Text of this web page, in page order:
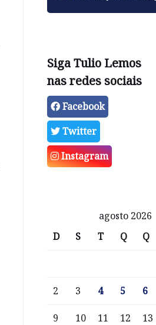
Siga Tulio Lemos
nas redes sociais
Facebook
Twitter
Instagram
agosto 2026
D
S T Q Q
2 3 4 5 6
9 10 11 12 13